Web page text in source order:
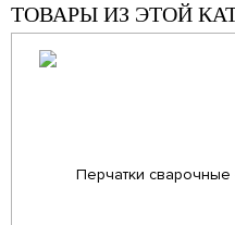
ТОВАРЫ ИЗ ЭТОЙ